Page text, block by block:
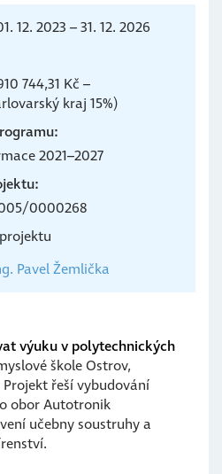
12. 2023 – 31. 12. 2026
744,31 Kč –
kraj 15%)
2021–2027
0000268
PavelŽemlička
výuku v polytechnických
škole Ostrov,
řeší vybudování
obor Autotronik
učebny soustruhy a